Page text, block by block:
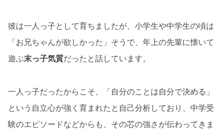
彼は一人っ子として育ちましたが、小学生や中学生の頃は
「お兄ちゃんが欲しかった」そうで、年上の先輩に懐いて
遊ぶ末っ子気質だったと話しています。
一人っ子だったからこそ、「自分のことは自分で決める」
という自立心が強く育まれたと自己分析しており、中学受
験のエピソードなどからも、その芯の強さが伝わってきま